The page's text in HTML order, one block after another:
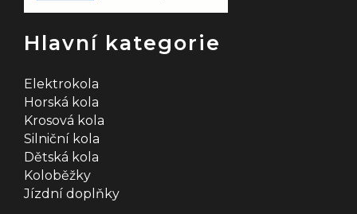
Hlavní kategorie
Elektrokola
Horská kola
Krosová kola
Silniční kola
Dětská kola
Koloběžky
Jízdní doplňky